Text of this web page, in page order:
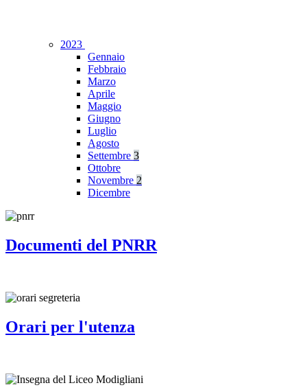
2023
Gennaio
Febbraio
Marzo
Aprile
Maggio
Giugno
Luglio
Agosto
Settembre 3
Ottobre
Novembre 2
Dicembre
Documenti del PNRR
Orari per l'utenza